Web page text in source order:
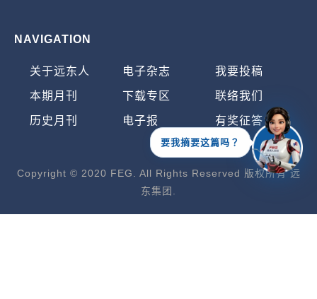
NAVIGATION
关于远东人 电子杂志 我要投稿
本期月刊 下载专区 联络我们
历史月刊 电子报 有奖征答
Copyright © 2020 FEG. All Rights Reserved 版权所有 远
东集团.
要我摘要这篇吗？